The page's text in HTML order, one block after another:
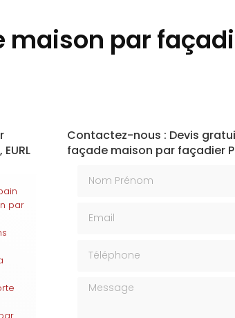
maison par
par
Contactez-nous : Devis
façade maison par façadier
Message